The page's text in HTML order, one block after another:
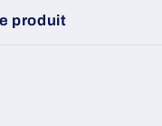
produit